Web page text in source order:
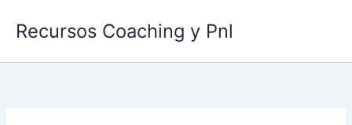
Recursos Coaching y Pnl